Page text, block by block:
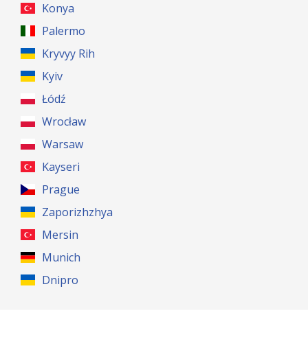
Konya
Palermo
Kryvyy Rih
Kyiv
Łódź
Wrocław
Warsaw
Kayseri
Prague
Zaporizhzhya
Mersin
Munich
Dnipro